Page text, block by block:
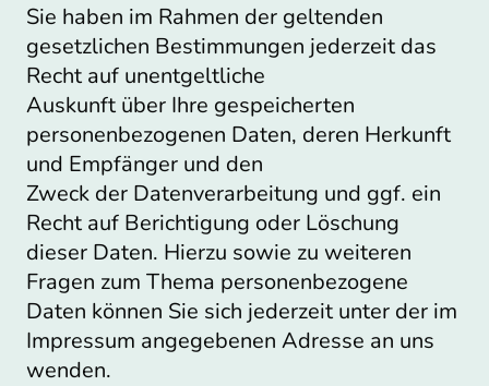
Sie haben im Rahmen der geltenden
gesetzlichen Bestimmungen jederzeit das
Recht auf unentgeltliche
Auskunft über Ihre gespeicherten
personenbezogenen Daten, deren Herkunft
und Empfänger und den
Zweck der Datenverarbeitung und ggf. ein
Recht auf Berichtigung oder Löschung
dieser Daten. Hierzu sowie zu weiteren
Fragen zum Thema personenbezogene
Daten können Sie sich jederzeit unter der im
Impressum angegebenen Adresse an uns
wenden.